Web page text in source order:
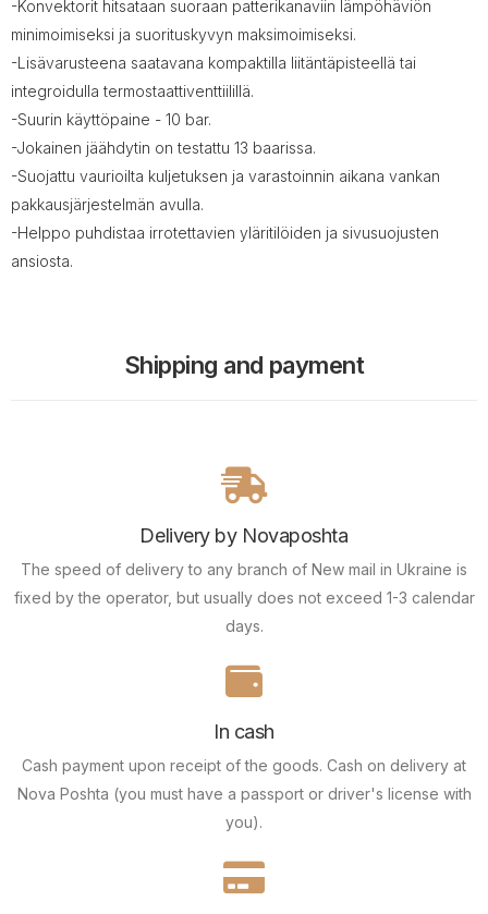
-Konvektorit hitsataan suoraan patterikanaviin lämpöhäviön
minimoimiseksi ja suorituskyvyn maksimoimiseksi.
-Lisävarusteena saatavana kompaktilla liitäntäpisteellä tai
integroidulla termostaattiventtiilillä.
-Suurin käyttöpaine - 10 bar.
-Jokainen jäähdytin on testattu 13 baarissa.
-Suojattu vaurioilta kuljetuksen ja varastoinnin aikana vankan
pakkausjärjestelmän avulla.
-Helppo puhdistaa irrotettavien yläritilöiden ja sivusuojusten
ansiosta.
Shipping and payment
Delivery by Novaposhta
The speed of delivery to any branch of New mail in Ukraine is
fixed by the operator, but usually does not exceed 1-3 calendar
days.
In cash
Cash payment upon receipt of the goods. Cash on delivery at
Nova Poshta (you must have a passport or driver's license with
you).